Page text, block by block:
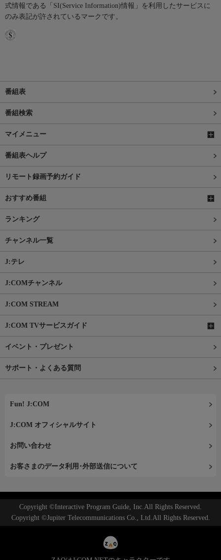
式情報である「SI(Service Information)情報」を利用したサービスに
のみ表記が許されているマークです。
番組表
番組検索
マイメニュー
番組表ヘルプ
リモート録画予約ガイド
おすすめ番組
ランキング
チャンネル一覧
J:テレ
J:COMチャンネル
J:COM STREAM
J:COM TVサービスガイド
イベント・プレゼント
サポート・よくある質問
Fun! J:COM
J:COM オフィシャルサイト
お問い合わせ
お客さまのデータ利用･外部送信について
Copyright ©Interactive Program Guide, Inc.All Rights Reserved.
Copyright ©Jupiter Telecommunications Co., Ltd.All Rights Reserved.